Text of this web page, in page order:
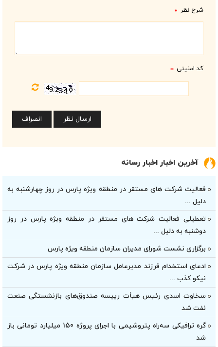
شرح نظر *
کد امنیتی *
آخرین اخبار اخبار رسانه
فعالیت شرکت های مستقر در منطقه ویژه پارس در روز چهارشنبه به
دلیل ...
تعطیلی فعالیت شرکت های مستقر در منطقه ویژه پارس در روز
دوشنبه به دلیل ...
برگزاری نشست شورای مدیران سازمان منطقه ویژه پارس
ادعای استخدام فرزند مدیرعامل سازمان منطقه ویژه پارس در شرکت
نیکو کذب ...
سخاوت اسدی رئیس هیأت‌ رییسه صندوق‌های بازنشستگی صنعت
نفت شد
گره ترافیکی سه‌راه پتروشیمی با اجرای پروژه 150 میلیارد تومانی باز
شد